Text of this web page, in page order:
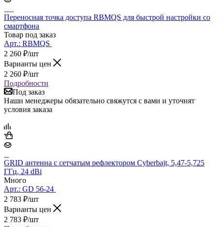
Переносная точка доступа RBMQS для быстрой настройки со
смартфона
Товар под заказ
Арт.: RBMQS
2 260 ₽/шт
Варианты цен
2 260 ₽/шт
Подробности
Под заказ
Наши менеджеры обязательно свяжутся с вами и уточнят
условия заказа
GRID антенна с сетчатым рефлектором Cyberbajt, 5,47-5,725
ГГц, 24 dBi
Много
Арт.: GD 56-24
2 783 ₽/шт
Варианты цен
2 783 ₽/шт